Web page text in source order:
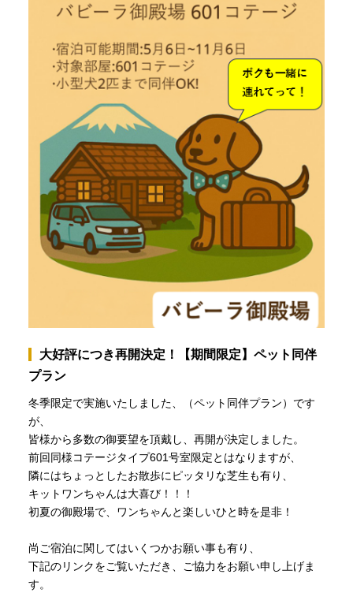
大好評につき再開決定！【期間限定】ペット同伴
プラン
冬季限定で実施いたしました、（ペット同伴プラン）です
が、
皆様から多数の御要望を頂戴し、再開が決定しました。
前回同様コテージタイプ601号室限定とはなりますが、
隣にはちょっとしたお散歩にピッタリな芝生も有り、
キットワンちゃんは大喜び！！！
初夏の御殿場で、ワンちゃんと楽しいひと時を是非！
尚ご宿泊に関してはいくつかお願い事も有り、
下記のリンクをご覧いただき、ご協力をお願い申し上げま
す。